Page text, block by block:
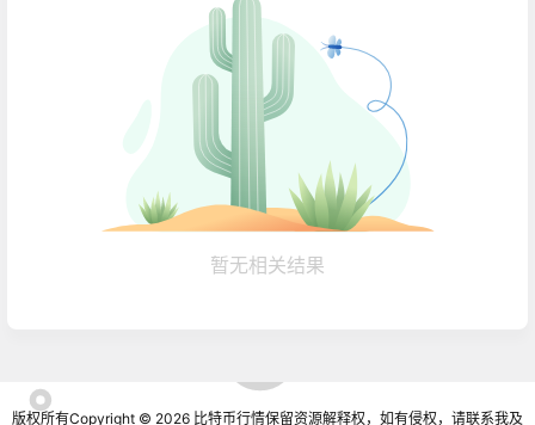
暂无相关结果
版权所有Copyright © 2026 比特币行情保留资源解释权，如有侵权，请联系我及